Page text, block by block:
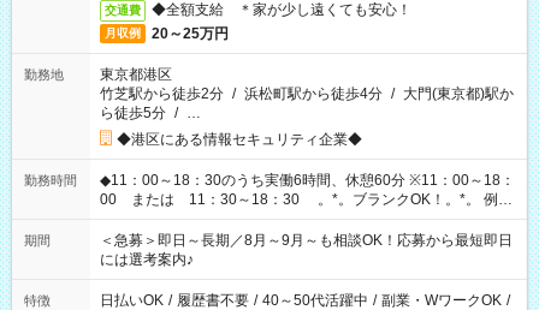
交通費 ◆全額支給 ＊家が少し遠くても安心！
月収例 20～25万円
勤務地
東京都港区
竹芝駅から徒歩2分 / 浜松町駅から徒歩4分 / 大門(東京都)駅か
ら徒歩5分 / …
◆港区にある情報セキュリティ企業◆
勤務時間
◆11：00～18：30のうち実働6時間、休憩60分 ※11：00～18：
00 または 11：30～18：30 。*。ブランクOK！。*。 例え
ば前職が、 在宅/財団法人/事務/コールセンター/受付/販売/カフェ
スタッフ スイーツ販売/ホテルフロント/化粧品販売/など 様々な
業界から入社して活躍されています♪
期間
＜急募＞即日～長期／8月～9月～も相談OK！応募から最短即日
には選考案内♪
特徴 日払いOK / 履歴書不要 / 40～50代活躍中 / 副業・WワークOK /